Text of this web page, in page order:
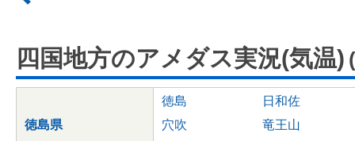
四国地方のアメダス実況(気温)
徳島県
徳島
日和佐
穴吹
竜王山